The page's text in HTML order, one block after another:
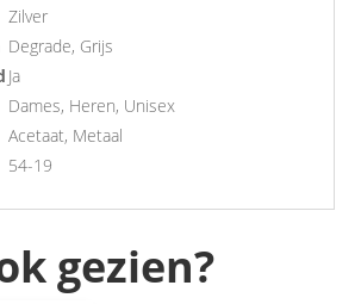
Zilver
Degrade, Grijs
Ja
Dames, Heren, Unisex
Acetaat, Metaal
54-19
gezien?